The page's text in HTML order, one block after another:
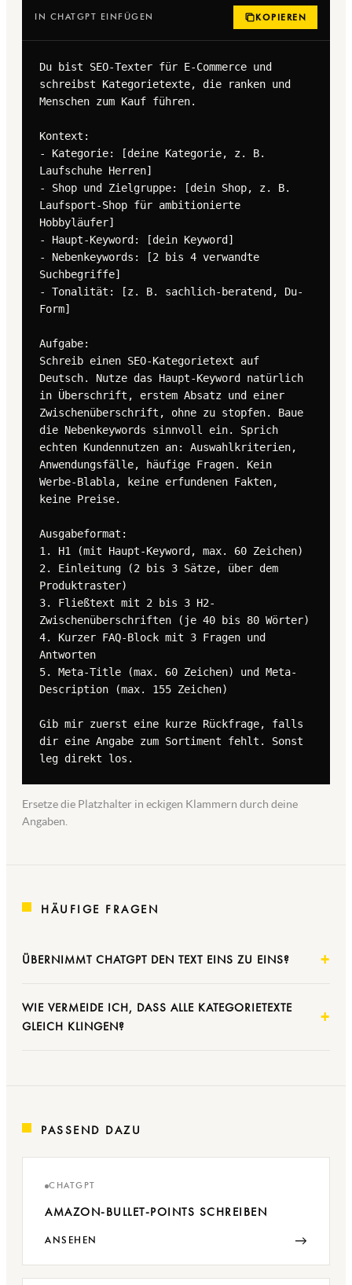
IN CHATGPT EINFÜGEN KOPIEREN
Du bist SEO-Texter für E-Commerce und
schreibst Kategorietexte, die ranken und
Menschen zum Kauf führen.
Kontext:
- Kategorie: [deine Kategorie, z. B.
Laufschuhe Herren]
- Shop und Zielgruppe: [dein Shop, z. B.
Laufsport-Shop für ambitionierte
Hobbyläufer]
- Haupt-Keyword: [dein Keyword]
- Nebenkeywords: [2 bis 4 verwandte
Suchbegriffe]
- Tonalität: [z. B. sachlich-beratend, Du-
Form]
Aufgabe:
Schreib einen SEO-Kategorietext auf
Deutsch. Nutze das Haupt-Keyword natürlich
in Überschrift, erstem Absatz und einer
Zwischenüberschrift, ohne zu stopfen. Baue
die Nebenkeywords sinnvoll ein. Sprich
echten Kundennutzen an: Auswahlkriterien,
Anwendungsfälle, häufige Fragen. Kein
Werbe-Blabla, keine erfundenen Fakten,
keine Preise.
Ausgabeformat:
1. H1 (mit Haupt-Keyword, max. 60 Zeichen)
2. Einleitung (2 bis 3 Sätze, über dem
Produktraster)
3. Fließtext mit 2 bis 3 H2-
Zwischenüberschriften (je 40 bis 80 Wörter)
4. Kurzer FAQ-Block mit 3 Fragen und
Antworten
5. Meta-Title (max. 60 Zeichen) und Meta-
Description (max. 155 Zeichen)
Gib mir zuerst eine kurze Rückfrage, falls
dir eine Angabe zum Sortiment fehlt. Sonst
leg direkt los.
Ersetze die Platzhalter in eckigen Klammern durch deine
Angaben.
HÄUFIGE FRAGEN
ÜBERNIMMT CHATGPT DEN TEXT EINS ZU EINS?
WIE VERMEIDE ICH, DASS ALLE KATEGORIETEXTE
GLEICH KLINGEN?
PASSEND DAZU
CHATGPT
AMAZON-BULLET-POINTS SCHREIBEN
ANSEHEN →